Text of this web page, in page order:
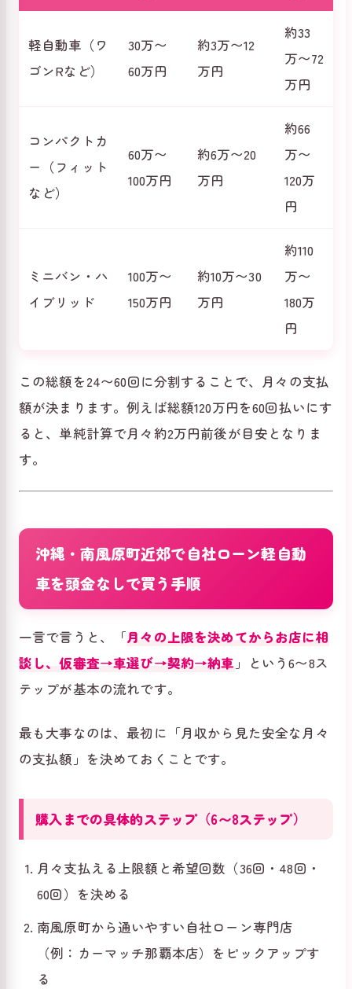
軽自動車（ワ
ゴンRなど）
30万〜
60万円
約3万〜12
万円
約33
万〜72
万円
コンパクトカ
ー（フィット
など）
60万〜
100万円
約6万〜20
万円
約66
万〜
120万
円
ミニバン・ハ
イブリッド
100万〜
150万円
約10万〜30
万円
約110
万〜
180万
円
この総額を24〜60回に分割することで、月々の支払
額が決まります。例えば総額120万円を60回払いにす
ると、単純計算で月々約2万円前後が目安となりま
す。
沖縄・南風原町近郊で自社ローン軽自動
車を頭金なしで買う手順
一言で言うと、「月々の上限を決めてからお店に相
談し、仮審査→車選び→契約→納車 」という6〜8ス
テップが基本の流れです。
最も大事なのは、最初に「月収から見た安全な月々
の支払額」を決めておくことです。
購入までの具体的ステップ（6〜8ステップ）
月々支払える上限額と希望回数（36回・48回・
60回）を決める
南風原町から通いやすい自社ローン専門店
（例：カーマッチ那覇本店）をピックアップす
る